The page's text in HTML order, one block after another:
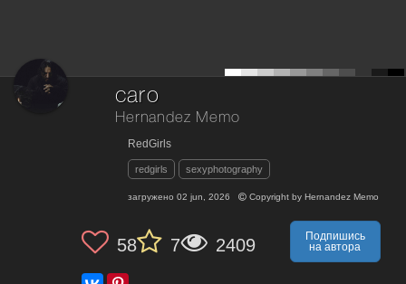
caro
Hernandez Memo
RedGirls
redgirls sexyphotography
загружено 02 jun, 2026 Copyright by Hernandez Memo
58 7 2409
Подпишись
на автора